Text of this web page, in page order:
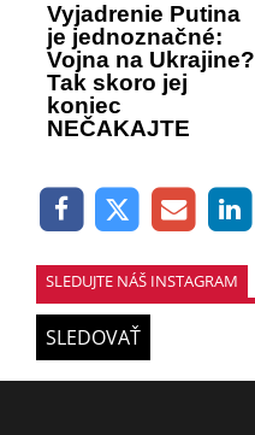
Vyjadrenie Putina
je jednoznačné:
Vojna na Ukrajine?
Tak skoro jej
koniec
NEČAKAJTE
SLEDUJTE NÁŠ INSTAGRAM
SLEDOVAŤ